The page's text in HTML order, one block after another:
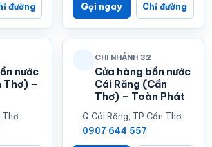
đường Gọi ngay Chỉ đường
nước
Thơ) –
Thơ
CHI NHÁNH 32
Cửa hàng bồn nước
Cái Răng (Cần
Thơ) – Toàn Phát
Q.Cái Răng, TP.Cần Thơ
0907 644 557